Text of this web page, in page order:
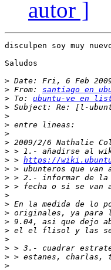
autor ]
disculpen soy muy
Saludos
>
> From: santiago en
> To: ubuntu-ve en
>
>
>
>
> 2009/2/6 Nathalie
>
> > https://
>
>
>
>
>
>
>
>
>
>
>
>